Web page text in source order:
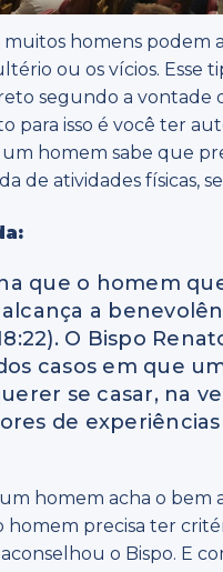
muitos homens
ou os vícios. Esse
segundo a vontade
para isso é você ter
um homem sabe que
de atividades físicas,
que o homem
a
O Bispo
casos em que
se casar, na
de
homem acha o bem
homem precisa ter
o Bispo. E